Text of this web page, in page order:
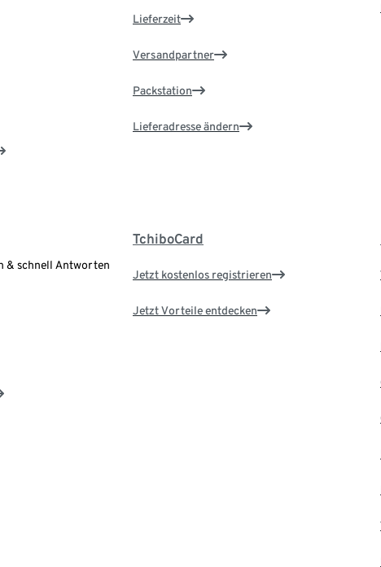
Lieferzeit
Versandpartner
Packstation
Lieferadresse ändern
& schnell Antworten
TchiboCard
Jetzt kostenlos registrieren
Jetzt Vorteile entdecken